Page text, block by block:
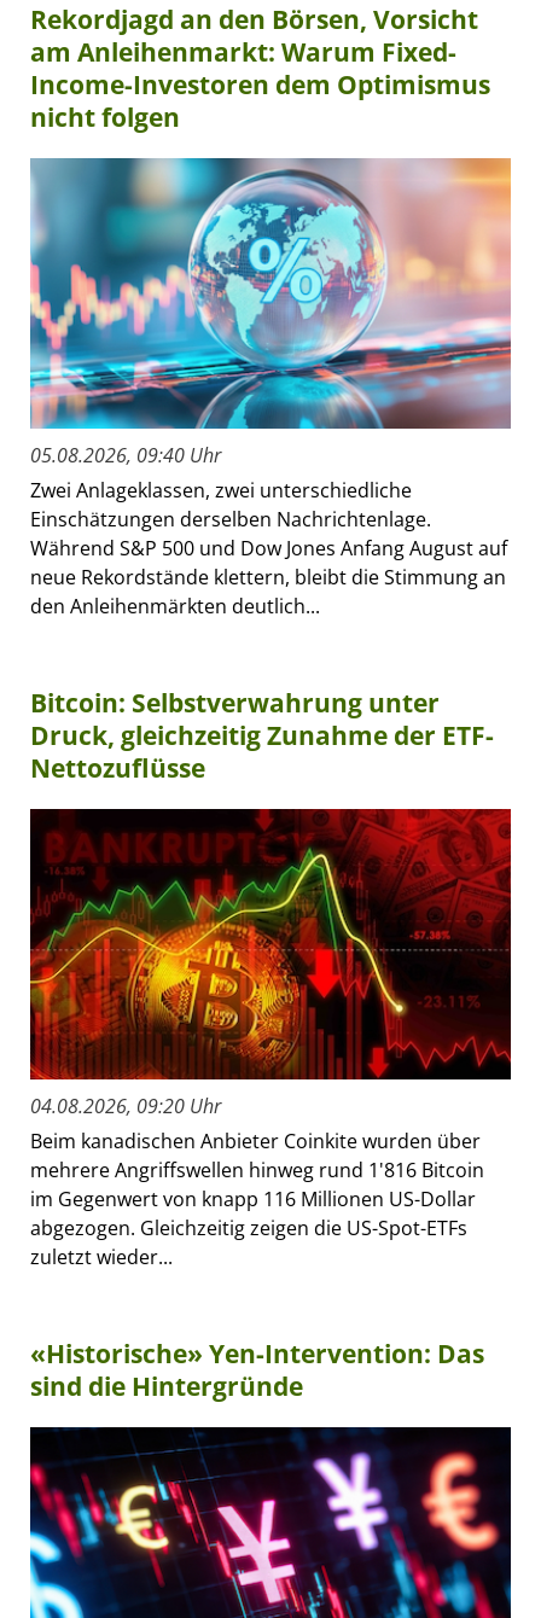
Rekordjagd an den Börsen, Vorsicht
am Anleihenmarkt: Warum Fixed-
Income-Investoren dem Optimismus
nicht folgen
05.08.2026, 09:40 Uhr
Zwei Anlageklassen, zwei unterschiedliche
Einschätzungen derselben Nachrichtenlage.
Während S&P 500 und Dow Jones Anfang August auf
neue Rekordstände klettern, bleibt die Stimmung an
den Anleihenmärkten deutlich...
Bitcoin: Selbstverwahrung unter
Druck, gleichzeitig Zunahme der ETF-
Nettozuflüsse
04.08.2026, 09:20 Uhr
Beim kanadischen Anbieter Coinkite wurden über
mehrere Angriffswellen hinweg rund 1'816 Bitcoin
im Gegenwert von knapp 116 Millionen US-Dollar
abgezogen. Gleichzeitig zeigen die US-Spot-ETFs
zuletzt wieder...
«Historische» Yen-Intervention: Das
sind die Hintergründe